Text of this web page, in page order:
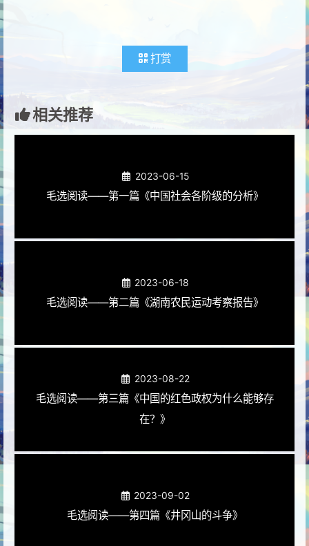
打赏
相关推荐
2023-06-15
毛选阅读——第一篇《中国社会各阶级的分析》
2023-06-18
毛选阅读——第二篇《湖南农民运动考察报告》
2023-08-22
毛选阅读——第三篇《中国的红色政权为什么能够存
在？》
2023-09-02
毛选阅读——第四篇《井冈山的斗争》